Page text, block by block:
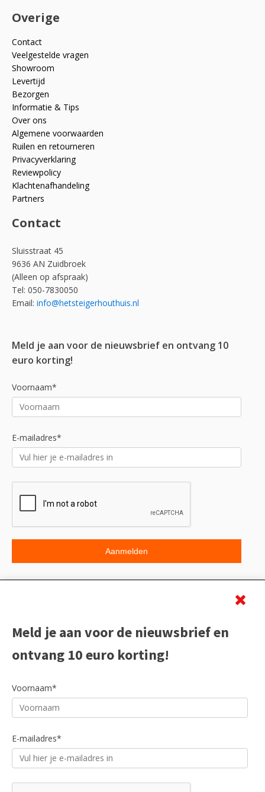
Overige
Contact
Veelgestelde vragen
Showroom
Levertijd
Bezorgen
Informatie & Tips
Over ons
Algemene voorwaarden
Ruilen en retourneren
Privacyverklaring
Reviewpolicy
Klachtenafhandeling
Partners
Contact
Sluisstraat 45
9636 AN Zuidbroek
(Alleen op afspraak)
Tel: 050-7830050
Email: info@hetsteigerhouthuis.nl
Meld je aan voor de nieuwsbrief en ontvang 10
euro korting!
Voornaam*
E-mailadres*
Meld je aan voor de nieuwsbrief en
ontvang 10 euro korting!
Voornaam*
E-mailadres*